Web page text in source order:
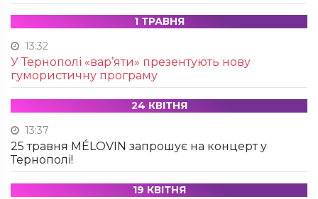
1 ТРАВНЯ
13:32
У Тернополі «вар’яти» презентують нову
гумористичну програму
24 КВІТНЯ
13:37
25 травня MÉLOVIN запрошує на концерт у
Тернополі!
19 КВІТНЯ